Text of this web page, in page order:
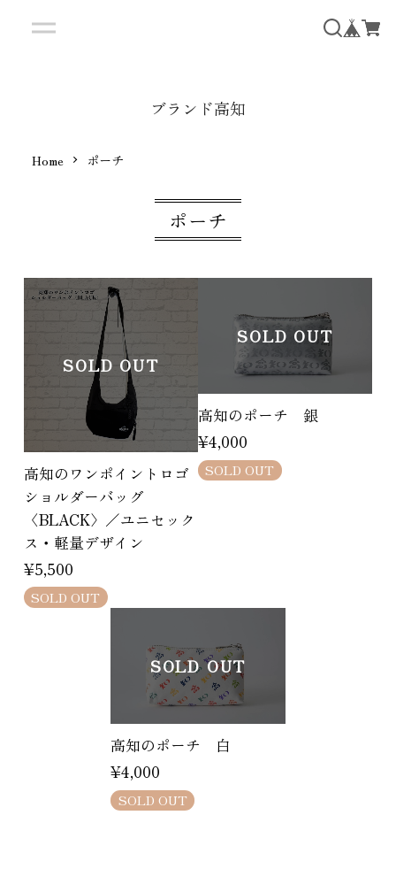
ブランド高知
Home ポーチ
ポーチ
SOLD OUT
高知のワンポイントロゴ
ショルダーバッグ
〈BLACK〉／ユニセック
ス・軽量デザイン
¥5,500
SOLD OUT
SOLD OUT
高知のポーチ 銀
¥4,000
SOLD OUT
SOLD OUT
高知のポーチ 白
¥4,000
SOLD OUT